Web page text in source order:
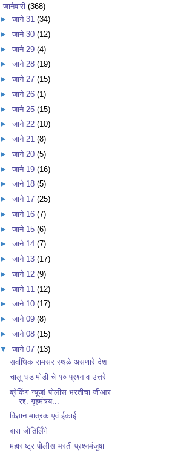
जानेवारी (368)
►जाने 31(34)
►जाने 30(12)
►जाने 29(4)
►जाने 28(19)
►जाने 27(15)
►जाने 26(1)
►जाने 25(15)
►जाने 22(10)
►जाने 21(8)
►जाने 20(5)
►जाने 19(16)
►जाने 18(5)
►जाने 17(25)
►जाने 16(7)
►जाने 15(6)
►जाने 14(7)
►जाने 13(17)
►जाने 12(9)
►जाने 11(12)
►जाने 10(17)
►जाने 09(8)
►जाने 08(15)
▼जाने 07(13)
सर्वाधिक रामसर स्थळे असणारे देश
चालू घडामोडी चे १० प्रश्न व उत्तरे
ब्रेकिंग न्यूज! पोलीस भरतीचा जीआर
रद्द: गृहमंत्र्य...
विज्ञान मात्रक एवं ईकाई
बारा जोतिर्लिँगे
महाराष्ट्र पोलीस भरती प्रश्नमंजुषा